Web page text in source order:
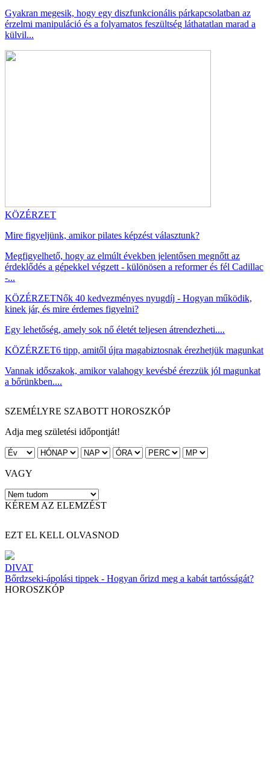
Gyakran megesik, hogy egy diszfunkcionális párkapcsolatban az
érzelmi manipuláció és a folyamatos feszültség láthatatlan marad a
külvil...
KÖZÉRZET
Mire figyeljünk, amikor pilates képzést választunk?
Megfigyelhető, hogy az elmúlt években jelentősen megnőtt az
érdeklődés a gépekkel végzett - különösen a reformer és fél Cadillac
-...
KÖZÉRZETNők 40 kedvezményes nyugdíj - Hogyan működik,
kinek jár, és mire érdemes figyelni?
Egy lehetőség, amely sok nő életét teljesen átrendezheti....
KÖZÉRZET6 tipp, amitől újra magabiztosnak érezhetjük magunkat
Vannak időszakok, amikor valahogy kevésbé érezzük jól magunkat
a bőrünkben....
SZEMÉLYRE SZABOTT HOROSZKÓP
Adja meg születési időpontját!
VAGY
KÉREM AZ ELEMZÉST
EZT EL KELL OLVASNOD
DIVAT
Bőrdzseki-ápolási tippek - Hogyan őrizd meg a kabát tartósságát?
HOROSZKÓP